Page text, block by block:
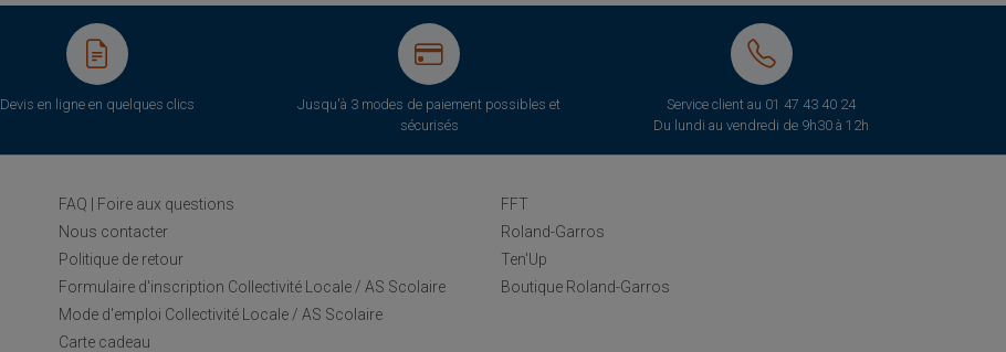
Devis en ligne en quelques clics
Jusqu'à 3 modes de paiement possibles et
sécurisés
Service client au 01 47 43 40 24
Du lundi au vendredi de 9h30 à 12h
FAQ | Foire aux questions
Nous contacter
Politique de retour
Formulaire d'inscription Collectivité Locale / AS Scolaire
Mode d'emploi Collectivité Locale / AS Scolaire
Carte cadeau
FFT
Roland-Garros
Ten'Up
Boutique Roland-Garros